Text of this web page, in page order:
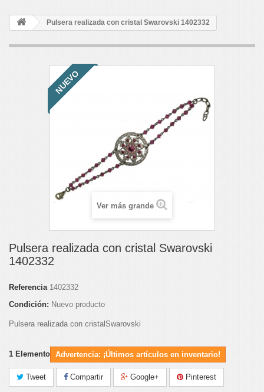
Pulsera realizada con cristal Swarovski 1402332
NUEVO
Ver más grande
Pulsera realizada con cristal Swarovski
1402332
Referencia 1402332
Condición: Nuevo producto
Pulsera realizada con cristalSwarovski
1 Elemento Advertencia: ¡Últimos artículos en inventario!
Tweet Compartir Google+ Pinterest